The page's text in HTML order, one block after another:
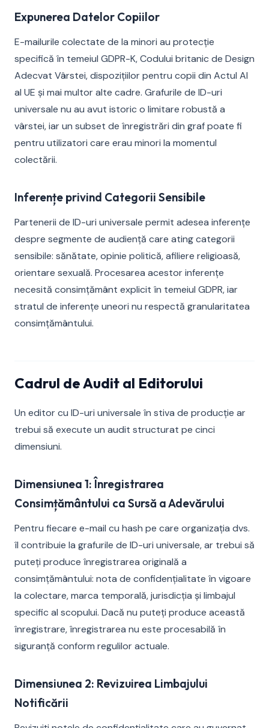
Expunerea Datelor Copiilor
E-mailurile colectate de la minori au protecție
specifică în temeiul GDPR-K, Codului britanic de Design
Adecvat Vârstei, dispozițiilor pentru copii din Actul AI
al UE și mai multor alte cadre. Grafurile de ID-uri
universale nu au avut istoric o limitare robustă a
vârstei, iar un subset de înregistrări din graf poate fi
pentru utilizatori care erau minori la momentul
colectării.
Inferențe privind Categorii Sensibile
Partenerii de ID-uri universale permit adesea inferențe
despre segmente de audiență care ating categorii
sensibile: sănătate, opinie politică, afiliere religioasă,
orientare sexuală. Procesarea acestor inferențe
necesită consimțământ explicit în temeiul GDPR, iar
stratul de inferențe uneori nu respectă granularitatea
consimțământului.
Cadrul de Audit al Editorului
Un editor cu ID-uri universale în stiva de producție ar
trebui să execute un audit structurat pe cinci
dimensiuni.
Dimensiunea 1: Înregistrarea
Consimțământului ca Sursă a Adevărului
Pentru fiecare e-mail cu hash pe care organizația dvs.
îl contribuie la grafurile de ID-uri universale, ar trebui să
puteți produce înregistrarea originală a
consimțământului: nota de confidențialitate în vigoare
la colectare, marca temporală, jurisdicția și limbajul
specific al scopului. Dacă nu puteți produce această
înregistrare, înregistrarea nu este procesabilă în
siguranță conform regulilor actuale.
Dimensiunea 2: Revizuirea Limbajului
Notificării